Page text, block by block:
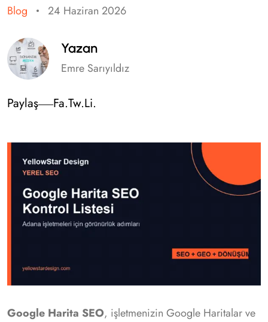
Blog 24 Haziran 2026
Yazan
Emre Sarıyıldız
Paylaş Fa.Tw.Li.
Google Harita SEO, işletmenizin Google Haritalar ve